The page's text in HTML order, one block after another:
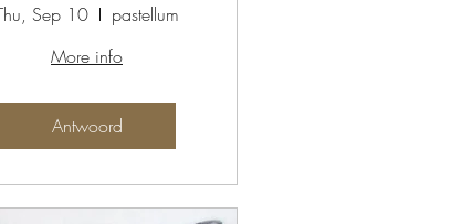
Sep 10
pastellum
More info
Antwoord